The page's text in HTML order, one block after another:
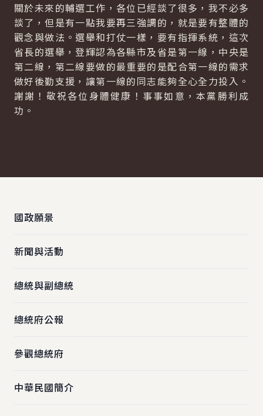
關於未來的輔選工作，各位已經談了很多，我不必多
談了，但是有一點我要再三強調的，就是要有整體的
觀念與做法。選舉和打仗一樣，要有指揮系統，這次
省長的選舉，登輝認為各縣市及省是第一線，中央是
第二線，第二線要做的最重要的是配合第一線的需求
做好後勤支援，讓第一線的同志能夠全心全力投入。
謝謝！敬祝各位身體健康！事事如意，本黨勝利成
功。
國政願景
新聞與活動
總統與副總統
總統府公報
參觀總統府
中華民國簡介